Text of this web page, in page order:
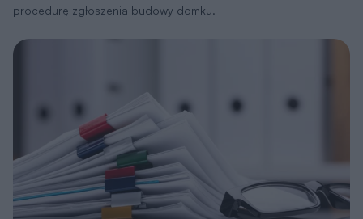
procedurę zgłoszenia budowy domku.